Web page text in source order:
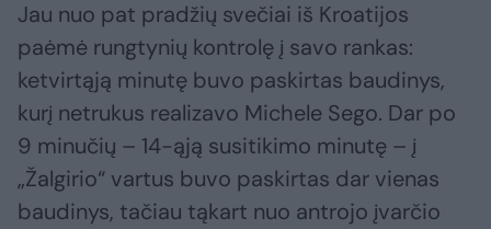
Jau nuo pat pradžių svečiai iš Kroatijos
paėmė rungtynių kontrolę į savo rankas:
ketvirtąją minutę buvo paskirtas baudinys,
kurį netrukus realizavo Michele Sego. Dar po
9 minučių – 14-ąją susitikimo minutę – į
„Žalgirio“ vartus buvo paskirtas dar vienas
baudinys, tačiau tąkart nuo antrojo įvarčio